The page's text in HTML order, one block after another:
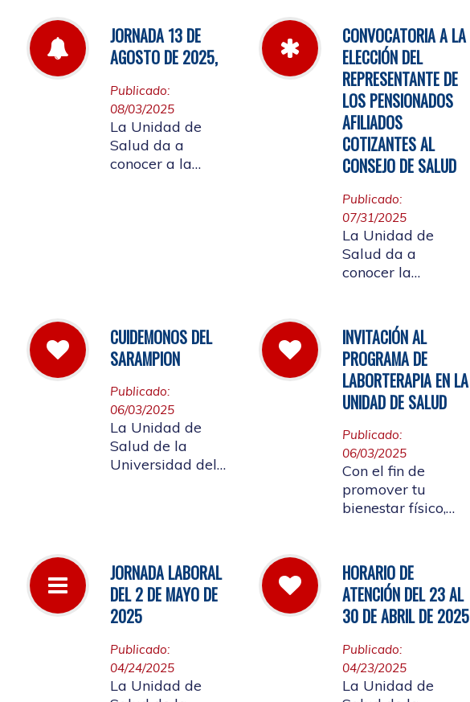
pautas para la
Audiencia Pública
de Rendición de
Cuentas año
k2025
JORNADA 13 DE
AGOSTO DE 2025,
Publicado:
08/03/2025
La Unidad de
Salud da a
conocer a la
habrá atención en
las instalaciones
de la entidad.
CONVOCATORIA A LA
ELECCIÓN DEL
REPRESENTANTE DE
LOS PENSIONADOS
AFILIADOS
COTIZANTES AL
CONSEJO DE SALUD
Publicado:
07/31/2025
La Unidad de
Salud da a
conocer la
julio de 2025 Por
la cual se convoca
a la elección del
Representante de
los Pensionados
cotizantes al
Consejo de Salud
CUIDEMONOS DEL
SARAMPION
Publicado:
06/03/2025
La Unidad de
Salud de la
Universidad del
contagiarlo a otras
personas. La
vacuna es segura
a combatir el virus
INVITACIÓN AL
PROGRAMA DE
LABORTERAPIA EN LA
UNIDAD DE SALUD
Publicado:
06/03/2025
Con el fin de
promover tu
bienestar físico,
Unidad de Salud
realizará la
apertura de
Laborterapia
JORNADA LABORAL
DEL 2 DE MAYO DE
2025
Publicado:
04/24/2025
La Unidad de
HORARIO DE
ATENCIÓN DEL 23 AL
30 DE ABRIL DE 2025
Publicado:
04/23/2025
La Unidad de